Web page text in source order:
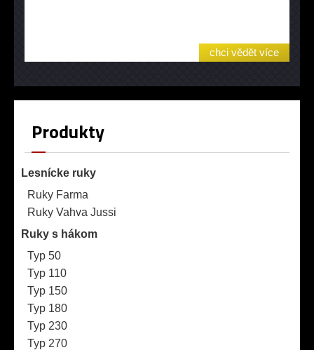
chci vědět více
Produkty
Lesnícke ruky
Ruky Farma
Ruky Vahva Jussi
Ruky s hákom
Typ 50
Typ 110
Typ 150
Typ 180
Typ 230
Typ 270